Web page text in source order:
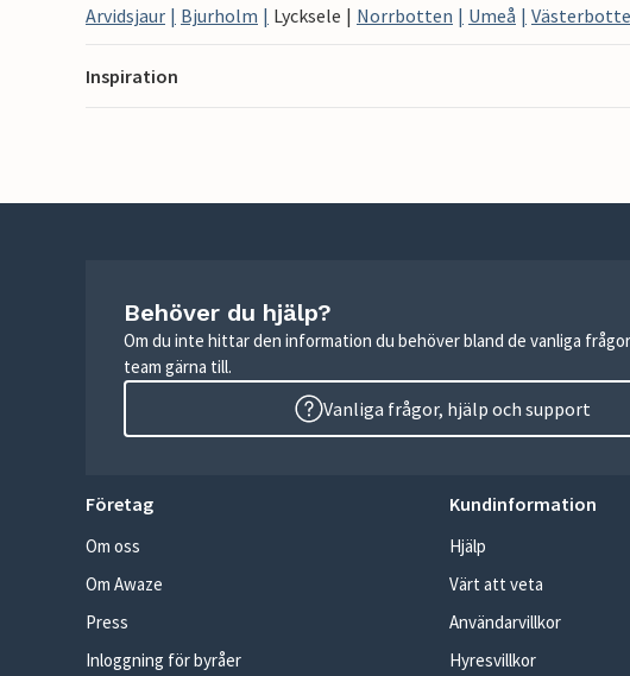
Arvidsjaur
Bjurholm Lycksele Norrbotten Umeå
Inspiration
Behöver du hjälp?
Om du inte hittar den information du behöver bland de vanliga
team gärna till.
Vanliga frågor, hjälp och support
Företag
Om oss
Om Awaze
Press
Inloggning för byråer
Kundinformation
Hjälp
Värt att veta
Användarvillkor
Hyresvillkor